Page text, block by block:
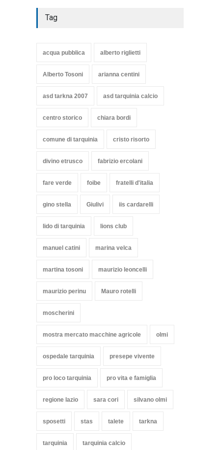
Tag
acqua pubblica alberto riglietti
Alberto Tosoni arianna centini
asd tarkna 2007 asd tarquinia calcio
centro storico chiara bordi
comune di tarquinia cristo risorto
divino etrusco fabrizio ercolani
fare verde foibe fratelli d'italia
gino stella Giulivi iis cardarelli
lido di tarquinia lions club
manuel catini marina velca
martina tosoni maurizio leoncelli
maurizio perinu Mauro rotelli
moscherini
mostra mercato macchine agricole olmi
ospedale tarquinia presepe vivente
pro loco tarquinia pro vita e famiglia
regione lazio sara cori silvano olmi
sposetti stas talete tarkna
tarquinia tarquinia calcio